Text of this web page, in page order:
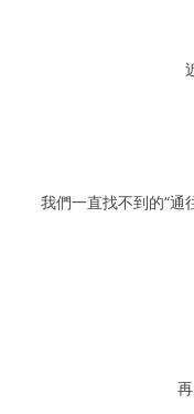
我們一直找不到的“通